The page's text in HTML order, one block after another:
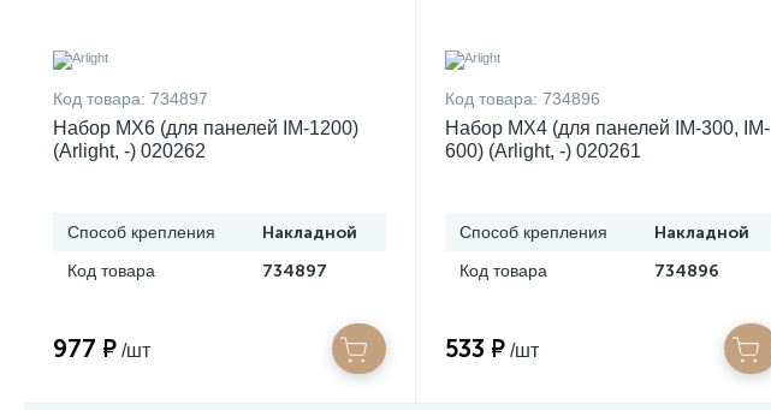
Код товара: 734897
Набор MX6 (для панелей IM-1200)
(Arlight, -) 020262
Способ крепления Накладной
Код товара 734897
977 ₽ /шт
Код товара: 734896
Набор MX4 (для панелей IM-300, IM-
600) (Arlight, -) 020261
Способ крепления Накладной
Код товара 734896
533 ₽ /шт